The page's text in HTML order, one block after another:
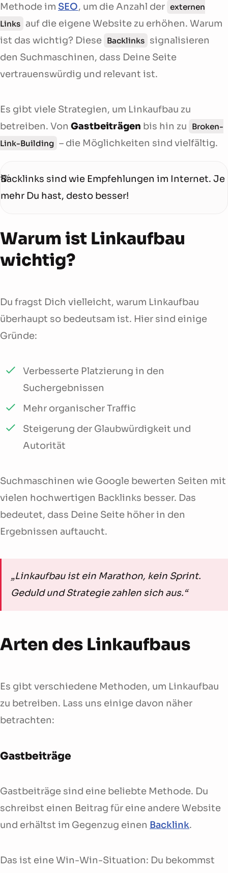
Methode im SEO, um die Anzahl der externen
Links auf die eigene Website zu erhöhen. Warum
ist das wichtig? Diese Backlinks signalisieren
den Suchmaschinen, dass Deine Seite
vertrauenswürdig und relevant ist.
Es gibt viele Strategien, um Linkaufbau zu
betreiben. Von Gastbeiträgen bis hin zu
Broken-
Link-Building – die Möglichkeiten sind vielfältig.
Backlinks sind wie Empfehlungen im Internet. Je
mehr Du hast, desto besser!
Warum ist Linkaufbau
wichtig?
Du fragst Dich vielleicht, warum Linkaufbau
überhaupt so bedeutsam ist. Hier sind einige
Gründe:
Verbesserte Platzierung in den
Suchergebnissen
Mehr organischer Traffic
Steigerung der Glaubwürdigkeit und
Autorität
Suchmaschinen wie Google bewerten Seiten mit
vielen hochwertigen Backlinks besser. Das
bedeutet, dass Deine Seite höher in den
Ergebnissen auftaucht.
„Linkaufbau ist ein Marathon, kein Sprint.
Geduld und Strategie zahlen sich aus.“
Arten des Linkaufbaus
Es gibt verschiedene Methoden, um Linkaufbau
zu betreiben. Lass uns einige davon näher
betrachten:
Gastbeiträge
Gastbeiträge sind eine beliebte Methode. Du
schreibst einen Beitrag für eine andere Website
und erhältst im Gegenzug einen Backlink.
Das ist eine Win-Win-Situation: Du bekommst